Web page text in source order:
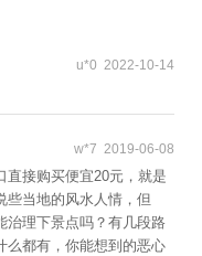
u*0 2022-10-14
w*7 2019-06-08
直接购买便宜20元，就是
些当地的风水人情，但
治理下景点吗？有几段路
么都有，你能想到的恶心